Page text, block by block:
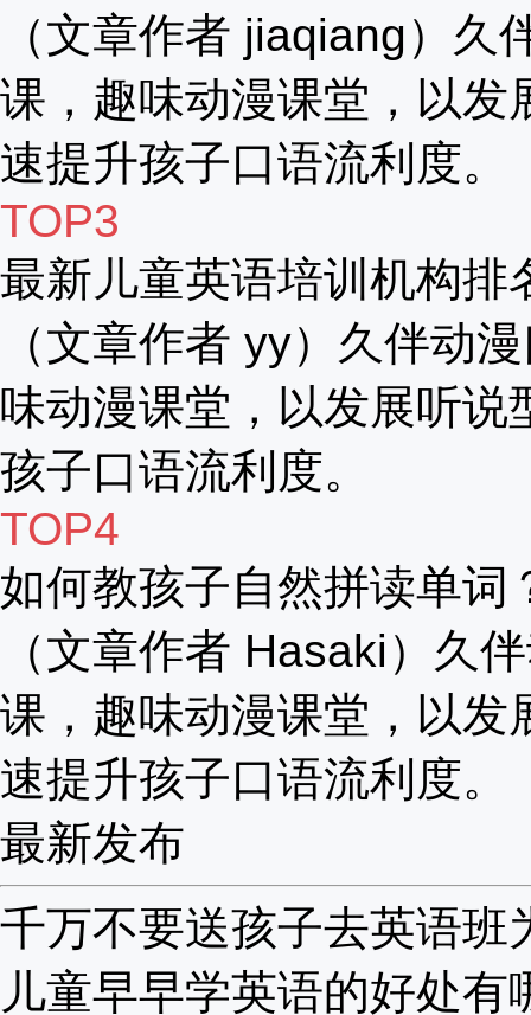
（文章作者 jiaqiang）
课，趣味动漫课堂，以发
速提升孩子口语流利度。
TOP3
最新儿童英语培训机构排
（文章作者 yy）久伴动
味动漫课堂，以发展听说
孩子口语流利度。
TOP4
如何教孩子自然拼读单词
（文章作者 Hasaki）久
课，趣味动漫课堂，以发
速提升孩子口语流利度。
最新发布
千万不要送孩子去英语班
儿童早早学英语的好处有